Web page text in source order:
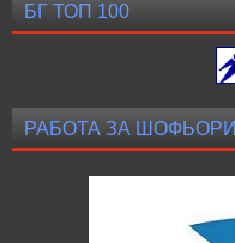
БГ ТОП 100
РАБОТА ЗА ШОФЬОРИ